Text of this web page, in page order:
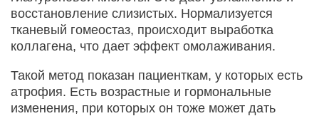
восстановление слизистых. Нормализуется
тканевый гомеостаз, происходит выработка
коллагена, что дает эффект омолаживания.
Такой метод показан пациенткам, у которых есть
атрофия. Есть возрастные и гормональные
изменения, при которых он тоже может дать